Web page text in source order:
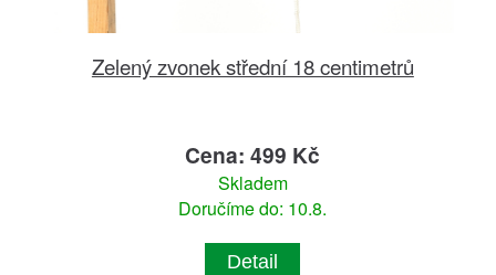
Zelený zvonek střední 18 centimetrů
Cena: 499 Kč
Skladem
Doručíme do: 10.8.
Detail